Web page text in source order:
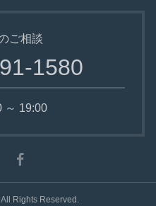
ご相談
1580
～ 19:00
All Rights Reserved.